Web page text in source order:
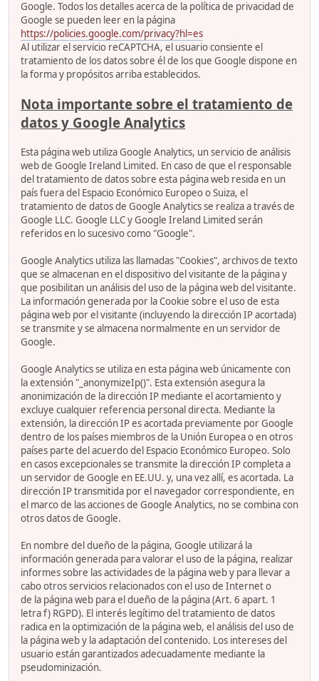
Google. Todos los detalles acerca de la política de privacidad de
Google se pueden leer en la página
https://policies.google.com/privacy?hl=es
Al utilizar el servicio reCAPTCHA, el usuario consiente el
tratamiento de los datos sobre él de los que Google dispone en
la forma y propósitos arriba establecidos.
Nota importante sobre el tratamiento de
datos y Google Analytics
Esta página web utiliza Google Analytics, un servicio de análisis
web de Google Ireland Limited. En caso de que el responsable
del tratamiento de datos sobre esta página web resida en un
país fuera del Espacio Económico Europeo o Suiza, el
tratamiento de datos de Google Analytics se realiza a través de
Google LLC. Google LLC y Google Ireland Limited serán
referidos en lo sucesivo como "Google".
Google Analytics utiliza las llamadas "Cookies", archivos de texto
que se almacenan en el dispositivo del visitante de la página y
que posibilitan un análisis del uso de la página web del visitante.
La información generada por la Cookie sobre el uso de esta
página web por el visitante (incluyendo la dirección IP acortada)
se transmite y se almacena normalmente en un servidor de
Google.
Google Analytics se utiliza en esta página web únicamente con
la extensión "_anonymizeIp()". Esta extensión asegura la
anonimización de la dirección IP mediante el acortamiento y
excluye cualquier referencia personal directa. Mediante la
extensión, la dirección IP es acortada previamente por Google
dentro de los países miembros de la Unión Europea o en otros
países parte del acuerdo del Espacio Económico Europeo. Solo
en casos excepcionales se transmite la dirección IP completa a
un servidor de Google en EE.UU. y, una vez allí, es acortada. La
dirección IP transmitida por el navegador correspondiente, en
el marco de las acciones de Google Analytics, no se combina con
otros datos de Google.
En nombre del dueño de la página, Google utilizará la
información generada para valorar el uso de la página, realizar
informes sobre las actividades de la página web y para llevar a
cabo otros servicios relacionados con el uso de Internet o
de la página web para el dueño de la página (Art. 6 apart. 1
letra f) RGPD). El interés legítimo del tratamiento de datos
radica en la optimización de la página web, el análisis del uso de
la página web y la adaptación del contenido. Los intereses del
usuario están garantizados adecuadamente mediante la
pseudominización.